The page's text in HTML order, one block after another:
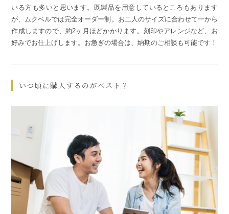
いる方も多いと思います。既製品を用意しているところもあります
が、ムクベルでは完全オーダー制。お二人のサイズに合わせて一から
作成しますので、約2ヶ月ほどかかります。刻印やアレンジなど、お
好みでお仕上げします。お急ぎの場合は、納期のご相談も可能です！
いつ頃に購入するのがベスト？